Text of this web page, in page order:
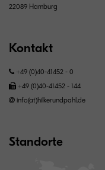
22089 Hamburg
Kontakt
+49 (0)40-41452 - 0
+49 (0)40-41452 - 144
info(at)hilkerundpahl.de
Standorte